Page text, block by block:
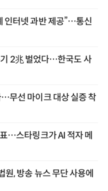
인터넷 과반 제공”…통신
2兆 벌었다…한국도 사
무선 마이크 대상 실증 착
…스타링크가 AI 적자 메
, 방송 뉴스 무단 사용에